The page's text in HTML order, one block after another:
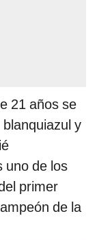
21 años se
y
uno de los
primer
de la